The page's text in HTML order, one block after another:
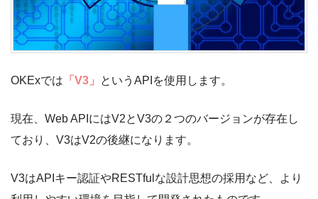
OKExでは 「V3」 というAPIを使用します。
現在、Web APIにはV2とV3の２つのバージョンが存在し
ており、V3はV2の後継になります。
V3はAPIキー認証やRESTfulな設計思想の採用など、より